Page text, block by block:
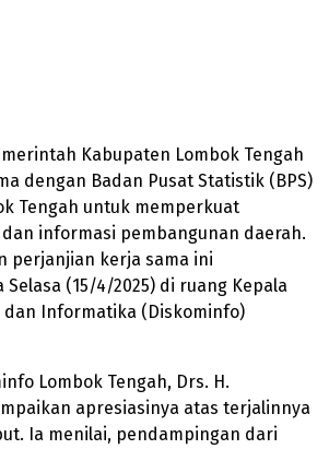
Kabupaten Lombok Tengah
dengan Badan Pusat Statistik (BPS)
Tengah untuk memperkuat
informasi pembangunan daerah.
perjanjian kerja sama ini
Selasa (15/4/2025) di ruang Kepala
dan Informatika (Diskominfo)
Lombok Tengah, Drs. H.
apresiasinya atas terjalinnya
Ia menilai, pendampingan dari